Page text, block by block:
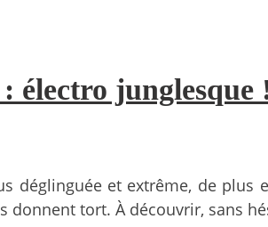
électro junglesque
déglinguée et extrême, de
tort. À découvrir, sans